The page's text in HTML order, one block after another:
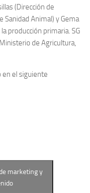
(Dirección de
Sanidad Animal) y Gema
producción primaria. SG
de Agricultura,
en el siguiente
marketing y